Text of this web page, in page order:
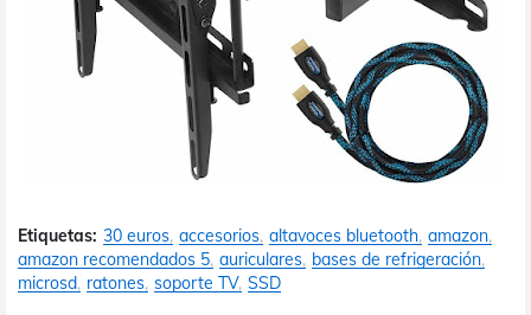
Etiquetas: 30 euros accesorios altavoces bluetooth amazon
amazon recomendados 5 auriculares bases de refrigeración
microsd ratones soporte TV SSD